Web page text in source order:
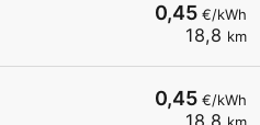
0,45 €/kWh
18,8 km
0,45 €/kWh